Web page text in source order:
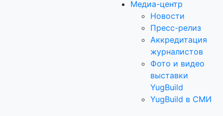
Медиа-центр
Новости
Пресс-релиз
Аккредитация
журналистов
Фото и видео
выставки
YugBuild
YugBuild в СМИ